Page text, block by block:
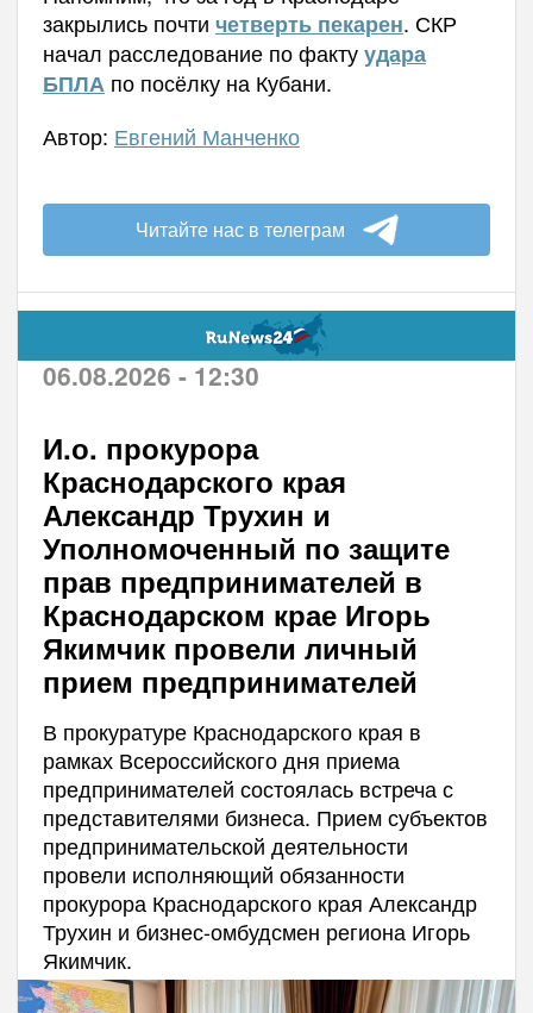
закрылись почти четверть пекарен. СКР
начал расследование по фактуудара
БПЛА по посёлку на Кубани.
Автор: Евгений Манченко
Читайте нас в телеграм
06.08.2026 - 12:30
И.о. прокурора
Краснодарского края
Александр Трухин и
Уполномоченный по защите
прав предпринимателей в
Краснодарском крае Игорь
Якимчик провели личный
прием предпринимателей
В прокуратуре Краснодарского края в
рамках Всероссийского дня приема
предпринимателей состоялась встреча с
представителями бизнеса. Прием субъектов
предпринимательской деятельности
провели исполняющий обязанности
прокурора Краснодарского края Александр
Трухин и бизнес-омбудсмен региона Игорь
Якимчик.